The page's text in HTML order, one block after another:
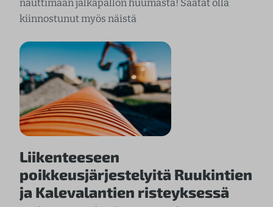
nauttimaan jalkapallon huumasta! Saatat olla
kiinnostunut myös näistä
Liikenteeseen
poikkeusjärjestelyitä Ruukintien
ja Kalevalantien risteyksessä